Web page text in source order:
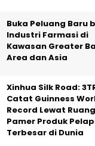
Buka Peluang Baru
Industri Farmasi di
Kawasan Greater
Area dan Asia
Xinhua Silk Road:
Catat Guinness
Record Lewat Ruang
Pamer Produk
Terbesar di Dunia